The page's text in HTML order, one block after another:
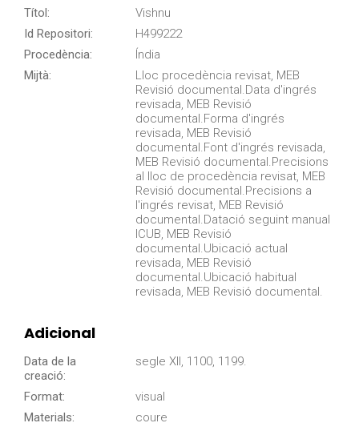
Títol:
Vishnu
Id Repositori:
H499222
Procedència:
Índia
Mijtà:
Lloc procedència revisat, MEB
Revisió documental.Data d'ingrés
revisada, MEB Revisió
documental.Forma d'ingrés
revisada, MEB Revisió
documental.Font d'ingrés revisada,
MEB Revisió documental.Precisions
al lloc de procedència revisat, MEB
Revisió documental.Precisions a
l'ingrés revisat, MEB Revisió
documental.Datació seguint manual
ICUB, MEB Revisió
documental.Ubicació actual
revisada, MEB Revisió
documental.Ubicació habitual
revisada, MEB Revisió documental.
Adicional
Data de la
creació:
segle XII, 1100, 1199.
Format:
visual
Materials:
coure